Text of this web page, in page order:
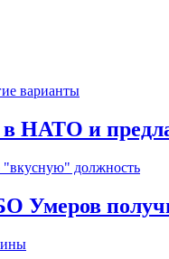
НАТО и
Умеров